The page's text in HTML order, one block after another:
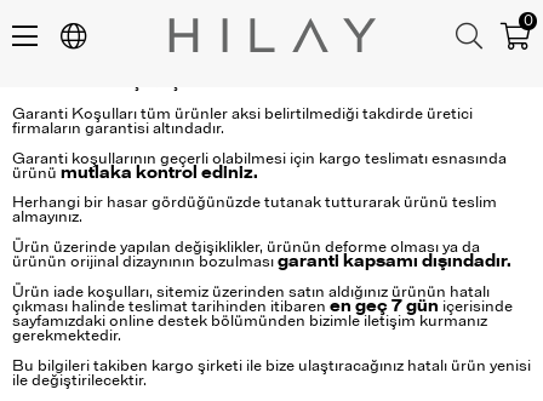
0
Garanti Koşulları tüm ürünler aksi belirtilmediği takdirde üretici
firmaların garantisi altındadır.
Garanti koşullarının geçerli olabilmesi için kargo teslimatı esnasında
ürünü mutlaka kontrol ediniz.
Herhangi bir hasar gördüğünüzde tutanak tutturarak ürünü teslim
almayınız.
Ürün üzerinde yapılan değişiklikler, ürünün deforme olması ya da
ürünün orijinal dizaynının bozulması garanti kapsamı dışındadır.
Ürün iade koşulları, sitemiz üzerinden satın aldığınız ürünün hatalı
çıkması halinde teslimat tarihinden itibaren en geç 7 gün içerisinde
sayfamızdaki online destek bölümünden bizimle iletişim kurmanız
gerekmektedir.
Bu bilgileri takiben kargo şirketi ile bize ulaştıracağınız hatalı ürün yenisi
ile değiştirilecektir.